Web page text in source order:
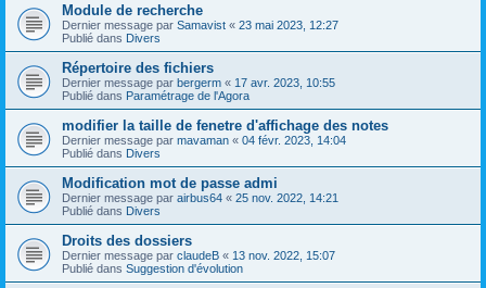
Module de recherche
Dernier message par Samavist « 23 mai 2023, 12:27
Publié dans Divers
Répertoire des fichiers
Dernier message par bergerm « 17 avr. 2023, 10:55
Publié dans Paramétrage de l'Agora
modifier la taille de fenetre d'affichage des notes
Dernier message par mavaman « 04 févr. 2023, 14:04
Publié dans Divers
Modification mot de passe admi
Dernier message par airbus64 « 25 nov. 2022, 14:21
Publié dans Divers
Droits des dossiers
Dernier message par claudeB « 13 nov. 2022, 15:07
Publié dans Suggestion d'évolution